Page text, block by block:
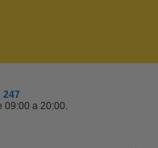
247
09:00 a 20:00.